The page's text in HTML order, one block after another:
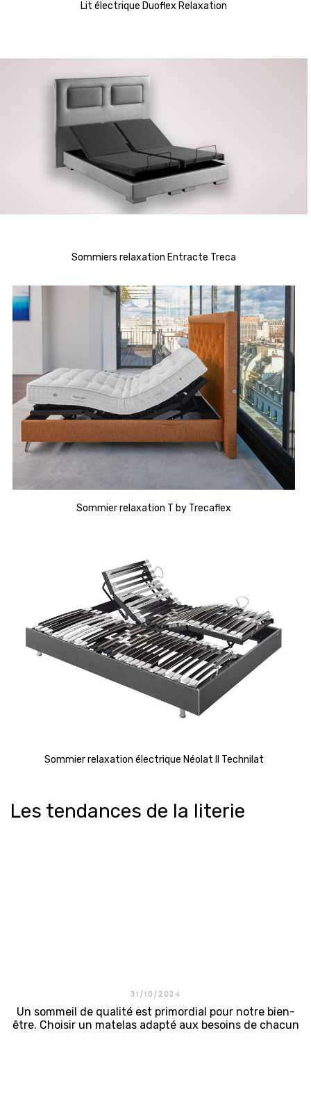
Lit électrique Duoflex Relaxation
Sommiers relaxation Entracte Treca
Sommier relaxation T by Trecaflex
Sommier relaxation électrique Néolat II Technilat
Les tendances de la literie
31/10/2024
Un sommeil de qualité est primordial pour notre bien-
être. Choisir un matelas adapté aux besoins de chacun